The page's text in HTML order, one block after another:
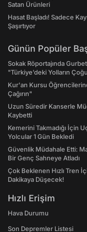
Satan Ürünleri
Hasat Başladı! Sadece
Şaşırtıyor
Günün Popüler
Sokak Röportajında
"Türkiye’deki Yolların
Kur'an Kursu
Çağırın"
Uzun Süredir Kanserle
Kaybetti
Kemerini Takmadığı İçin
Yolcular 1 Gün Bekledi
Güvenlik Müdahale Etti:
Bir Genç Sahneye Atladı
Çok Beklenen Hızlı Tren
Dakikaya Düşecek!
Hızlı Erişim
Hava Durumu
Son Depremler Listesi